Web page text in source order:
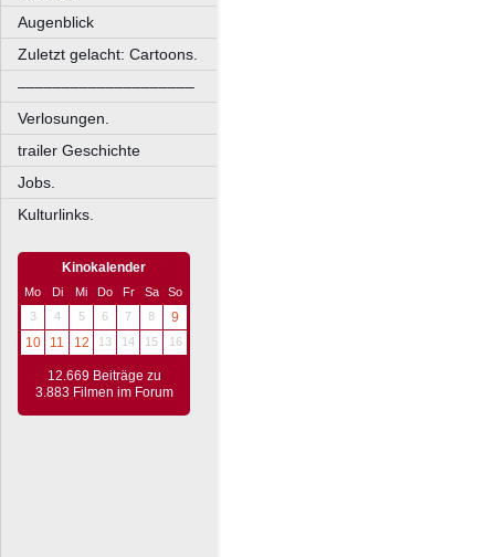
Augenblick
Zuletzt gelacht: Cartoons.
––––––––––––––––––––
Verlosungen.
trailer Geschichte
Jobs.
Kulturlinks.
Kinokalender
Mo Di Mi Do Fr Sa
So
3
4 5 6 7 8
9
10
11 12 13 14 15 16
12.669 Beiträge zu
3.883 Filmen im Forum